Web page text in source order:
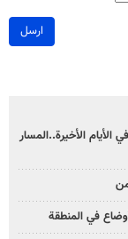
ارسل
الأخيرة..المسار
في المنطقة